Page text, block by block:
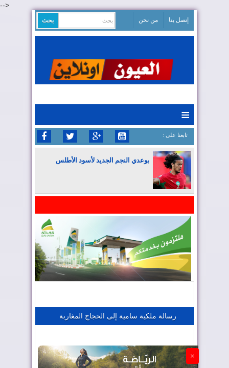
-->
إتصل بنا من نحن
≡
: تابعنا على
بوعدي النجم الجديد لأسود الأطلس
المغرب يعزز موقعه في صناعة الطيران
رسالة ملكية سامية إلى الحجاج المغاربة
×